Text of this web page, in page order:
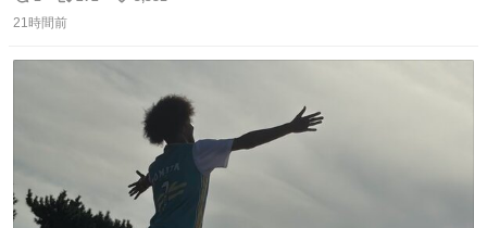
返
信
リ
ポ
い
21時間前